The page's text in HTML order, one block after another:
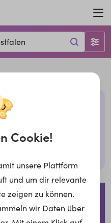
Jobs mit den
deine Eingabe
Filtern,
Cookie!
unsere Plattform
und um dir relevante
zeigen zu können.
wir Daten über